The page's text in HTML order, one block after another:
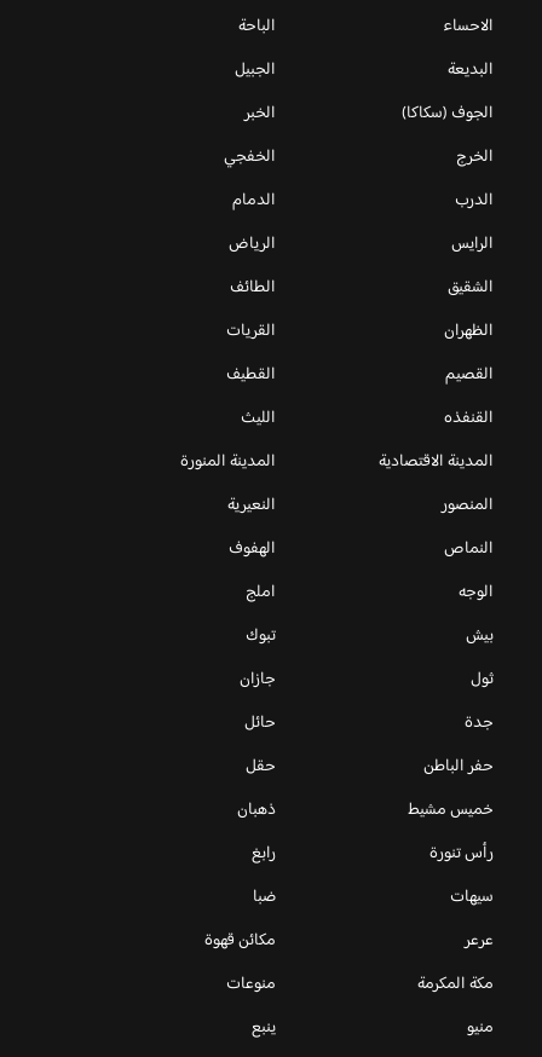
الاحساء
الباحة
البديعة
الجبيل
الجوف (سكاكا)
الخبر
الخرج
الخفجي
الدرب
الدمام
الرايس
الرياض
الشقيق
الطائف
الظهران
القريات
القصيم
القطيف
القنفذه
الليث
المدينة الاقتصادية
المدينة المنورة
المنصور
النعيرية
النماص
الهفوف
الوجه
املج
بيش
تبوك
ثول
جازان
جدة
حائل
حفر الباطن
حقل
خميس مشيط
ذهبان
رأس تنورة
رابغ
سيهات
ضبا
عرعر
مكائن قهوة
مكة المكرمة
منوعات
منيو
ينبع